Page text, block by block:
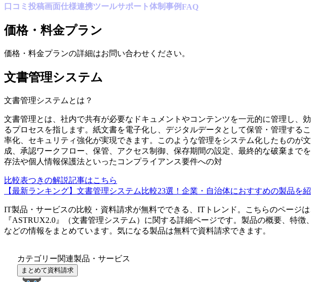
口コミ 投稿画面仕様連携ツールサポート体制 事例FAQ
価格・料金プラン
価格・料金プランの詳細はお問い合わせください。
文書管理システム
文書管理システム とは？
文書管理とは、社内で共有が必要なドキュメントやコンテンツを一元的に管理し、
るプロセスを指します。紙文書を電子化し、デジタルデータとして保管・管理する
率化、セキュリティ強化が実現できます。このような管理をシステム化したものが
成、承認ワークフロー、保管、アクセス制御、保存期間の設定、最終的な破棄まで
存法や個人情報保護法といったコンプライアンス要件への対
比較表つきの解説記事はこちら
【最新ランキング】文書管理システム比較23選！企業・自治体におすすめの製品を紹
IT製品・サービスの比較・資料請求が無料でできる、ITトレンド。こちらのページは
『ASTRUX2.0 』（文書管理システム ）に関する詳細ページです。製品の概要、特徴
などの情報をまとめています。気になる製品は無料で資料請求できます。
カテゴリー関連製品・サービス
まとめて資料請求